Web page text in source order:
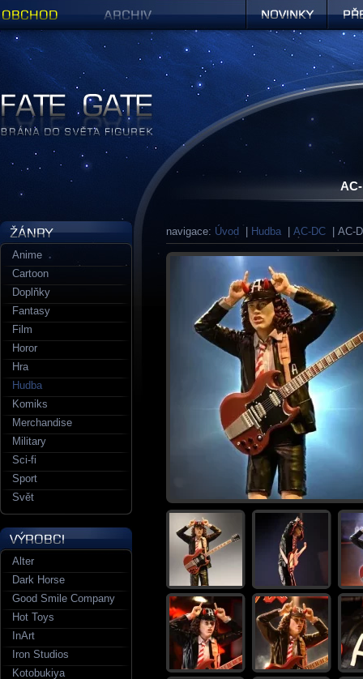
navigace: Úvod Hudba AC-DC | AC-
Anime
Cartoon
Doplňky
Fantasy
Film
Horor
Hra
Hudba
Komiks
Merchandise
Military
Sci-fi
Sport
Svět
Alter
Dark Horse
Good Smile Company
Hot Toys
InArt
Iron Studios
Kotobukiya
Figurky a sošky | Fate Gate